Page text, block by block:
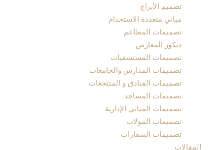
تصميم الأبراج
مباني متعددة الاستخدام
تصميمات المطاعم
ديكور المعارض
تصميمات المستشفيات
تصميمات المدارس والجامعات
تصميمات الفنادق و المنتجعات
تصميمات المساجد
تصميمات المباني الإدارية
تصميمات المولات
تصميمات السفارات
المقالات